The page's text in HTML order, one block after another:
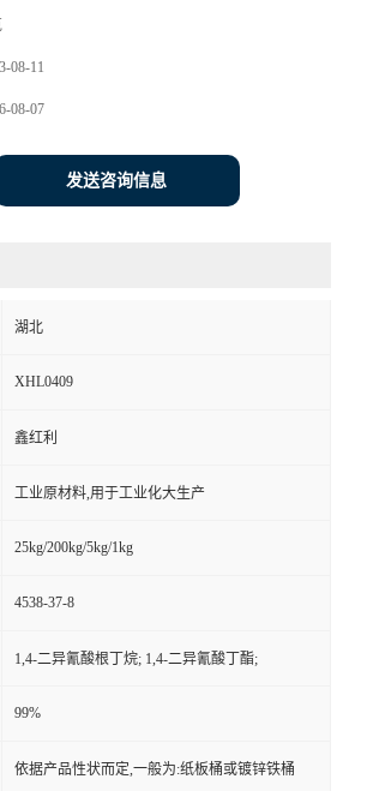
08-11
08-07
发送咨询信息
湖北
XHL0409
鑫红利
工业原材料,用于工业化大生产
25kg/200kg/5kg/1kg
4538-37-8
1,4-二异氰酸根丁烷; 1,4-二异氰酸丁酯;
99%
依据产品性状而定,一般为:纸板桶或镀锌铁桶